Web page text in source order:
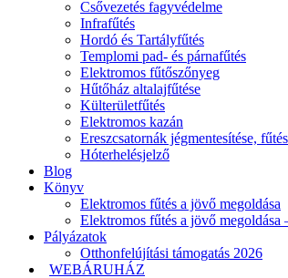
Csővezetés fagyvédelme
Infrafűtés
Hordó és Tartályfűtés
Templomi pad- és párnafűtés
Elektromos fűtőszőnyeg
Hűtőház altalajfűtése
Külterületfűtés
Elektromos kazán
Ereszcsatornák jégmentesítése,
Hóterhelésjelző
Blog
Könyv
Elektromos fűtés a jövő megoldása
Elektromos fűtés a jövő megoldása
Pályázatok
Otthonfelújítási támogatás 2026
WEBÁRUHÁZ